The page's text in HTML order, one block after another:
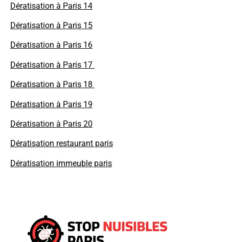
Dératisation à Paris 14
Dératisation à Paris 15
Dératisation à Paris 16
Dératisation à Paris 17
Dératisation à Paris 18
Dératisation à Paris 19
Dératisation à Paris 20
Dératisation restaurant paris
Dératisation immeuble paris